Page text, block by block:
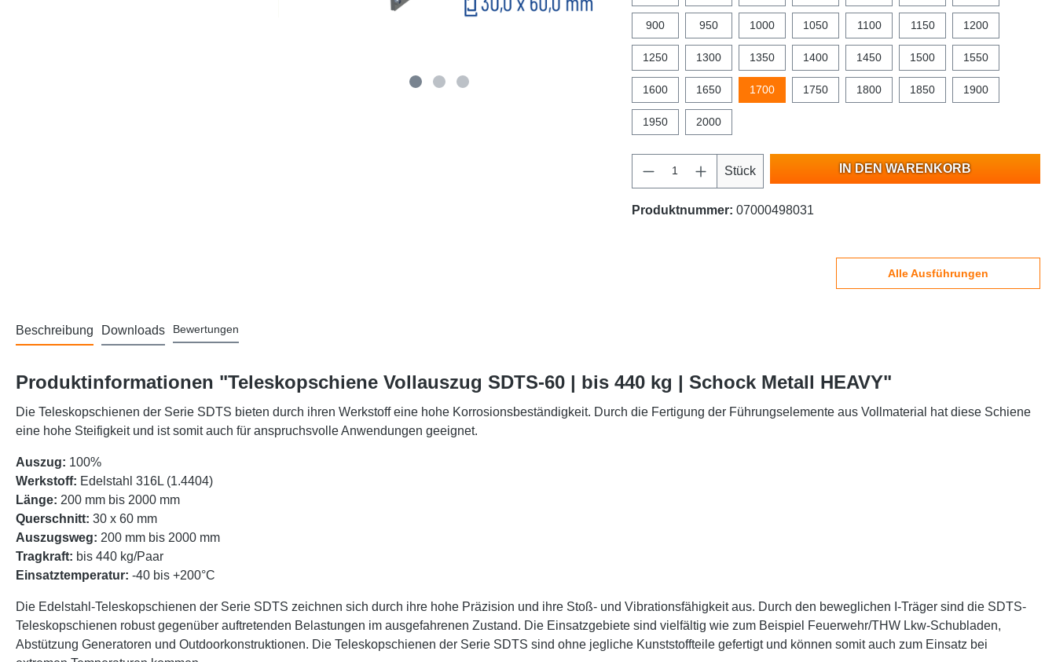
900 950 1000 1050 1100 1150 1200
1250 1300 1350 1400 1450 1500 1550
1600 1650 1700 1750 1800 1850 1900
1950 2000
Stück IN DEN WARENKORB
Produktnummer: 07000498031
Alle Ausführungen
Beschreibung Downloads Bewertungen
Produktinformationen "Teleskopschiene Vollauszug SDTS-60 | bis 440 kg | Schock Metall HEAVY"
Die Teleskopschienen der Serie SDTS bieten durch ihren Werkstoff eine hohe Korrosionsbeständigkeit. Durch die Fertigung der Führungselemente aus Vollmaterial hat diese Schiene
eine hohe Steifigkeit und ist somit auch für anspruchsvolle Anwendungen geeignet.
Auszug: 100%
Werkstoff: Edelstahl 316L (1.4404)
Länge: 200 mm bis 2000 mm
Querschnitt: 30 x 60 mm
Auszugsweg: 200 mm bis 2000 mm
Tragkraft: bis 440 kg/Paar
Einsatztemperatur: -40 bis +200°C
Die Edelstahl-Teleskopschienen der Serie SDTS zeichnen sich durch ihre hohe Präzision und ihre Stoß- und Vibrationsfähigkeit aus. Durch den beweglichen I-Träger sind die SDTS-
Teleskopschienen robust gegenüber auftretenden Belastungen im ausgefahrenen Zustand. Die Einsatzgebiete sind vielfältig wie zum Beispiel Feuerwehr/THW Lkw-Schubladen,
Abstützung Generatoren und Outdoorkonstruktionen. Die Teleskopschienen der Serie SDTS sind ohne jegliche Kunststoffteile gefertigt und können somit auch zum Einsatz bei